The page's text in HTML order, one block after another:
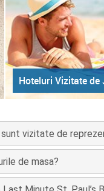
Hoteluri Vizitate de
vizitate de
de masa?